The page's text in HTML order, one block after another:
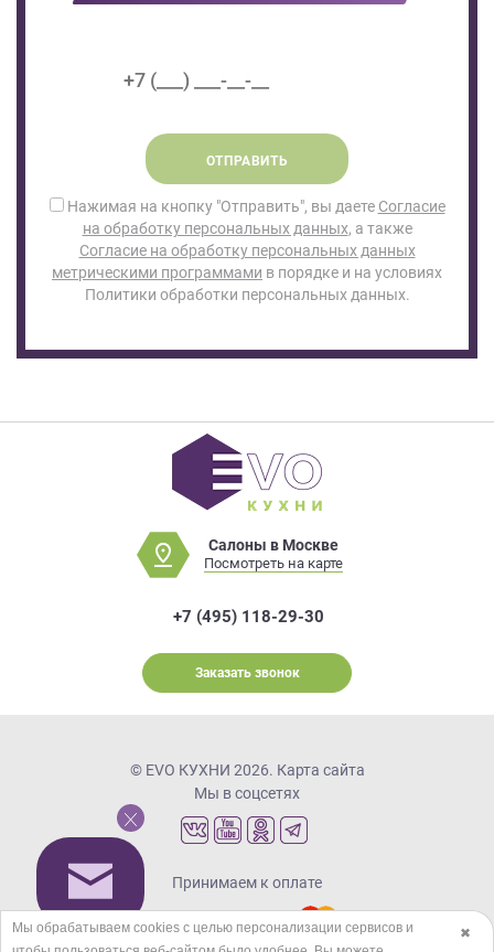
ОТПРАВИТЬ
Нажимая на кнопку "Отправить", вы даете Согласие
на обработку персональных данных, а также
Согласие на обработку персональных данных
метрическими программами в порядке и на условиях
Политики обработки персональных данных.
Салоны в Москве
Посмотреть на карте
+7 (495) 118-29-30
Заказать звонок
© EVO КУХНИ 2026. Карта сайта
Мы в соцсетях
Принимаем к оплате
✖
Мы обрабатываем cookies с целью персонализации сервисов и